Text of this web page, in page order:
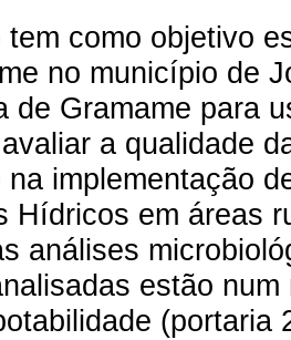
tem como objetivo
no município de
de Gramame para
a qualidade
na implementação
Hídricos em áreas
análises
estão